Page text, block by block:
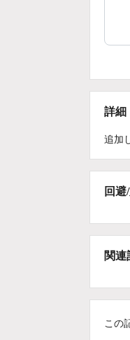
詳細
追加
回
関連
この